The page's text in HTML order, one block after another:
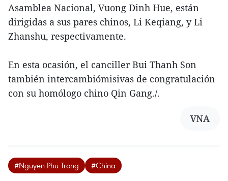
Asamblea Nacional, Vuong Dinh Hue, están
dirigidas a sus pares chinos, Li Keqiang, y Li
Zhanshu, respectivamente.
En esta ocasión, el canciller Bui Thanh Son
también intercambiómisivas de congratulación
con su homólogo chino Qin Gang./.
VNA
#Nguyen Phu Trong #China